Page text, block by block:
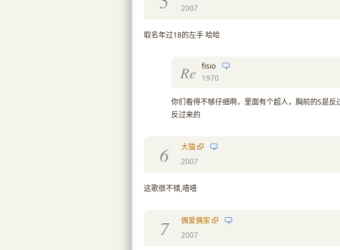
2007
取名年过18的左手 哈哈
Re fisio
1970
你们看得不够仔细啊，里面有个超人，胸前的S是
反过来的
6
大猫
2007
这歌很不错,嘻嘻
7
偶爱偶家
2007